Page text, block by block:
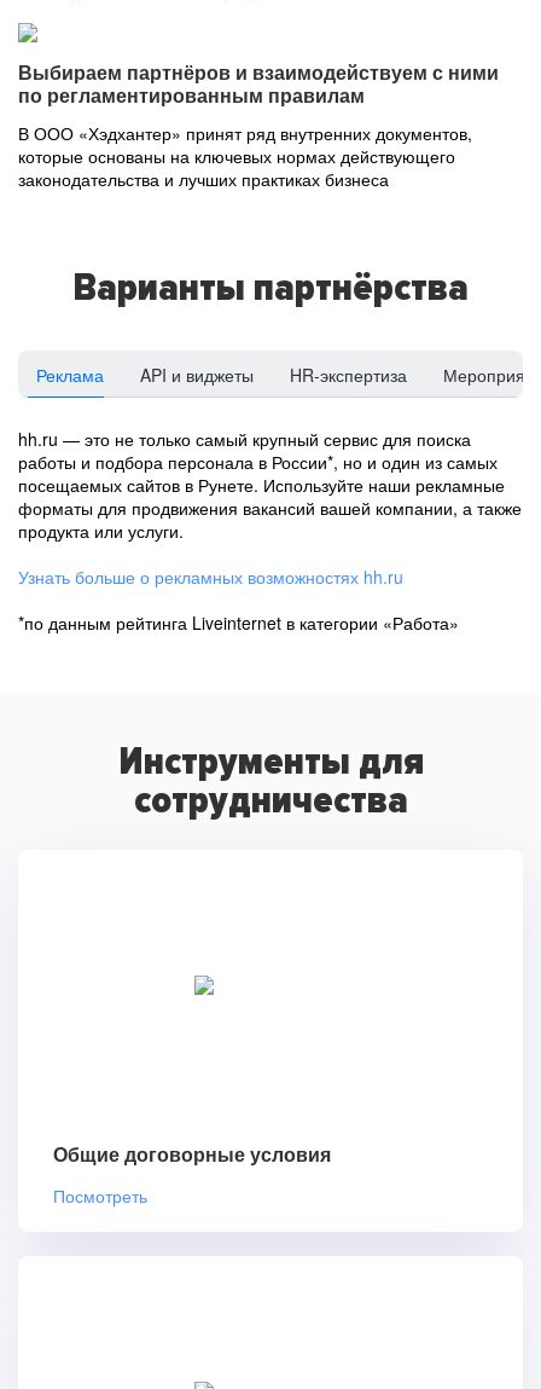
Выбираем партнёров и взаимодействуем с ними
по регламентированным правилам
В ООО «Хэдхантер» принят ряд внутренних документов,
которые основаны на ключевых нормах действующего
законодательства и лучших практиках бизнеса
Варианты партнёрства
Реклама API и виджеты HR-экспертиза
hh.ru — это не только самый крупный сервис для поиска
работы и подбора персонала в России*, но и один из самых
посещаемых сайтов в Рунете. Используйте наши рекламные
форматы для продвижения вакансий вашей компании, а также
продукта или услуги.
Узнать больше о рекламных возможностях hh.ru
*по данным рейтинга Liveinternet в категории «Работа»
Инструменты для
сотрудничества
Общие договорные условия
Посмотреть